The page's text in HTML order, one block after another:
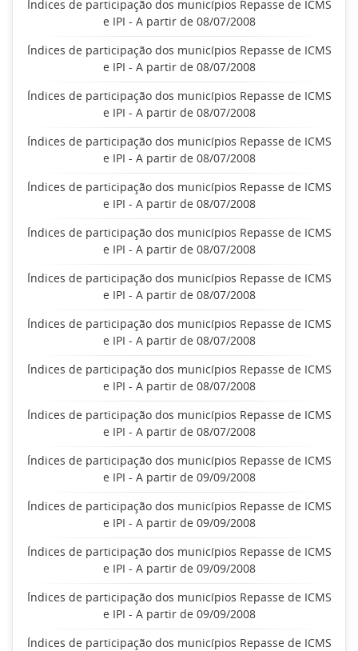
Índices de participação dos municípios Repasse de ICMS
e IPI - A partir de 08/07/2008
Índices de participação dos municípios Repasse de ICMS
e IPI - A partir de 08/07/2008
Índices de participação dos municípios Repasse de ICMS
e IPI - A partir de 08/07/2008
Índices de participação dos municípios Repasse de ICMS
e IPI - A partir de 08/07/2008
Índices de participação dos municípios Repasse de ICMS
e IPI - A partir de 08/07/2008
Índices de participação dos municípios Repasse de ICMS
e IPI - A partir de 08/07/2008
Índices de participação dos municípios Repasse de ICMS
e IPI - A partir de 08/07/2008
Índices de participação dos municípios Repasse de ICMS
e IPI - A partir de 08/07/2008
Índices de participação dos municípios Repasse de ICMS
e IPI - A partir de 08/07/2008
Índices de participação dos municípios Repasse de ICMS
e IPI - A partir de 08/07/2008
Índices de participação dos municípios Repasse de ICMS
e IPI - A partir de 09/09/2008
Índices de participação dos municípios Repasse de ICMS
e IPI - A partir de 09/09/2008
Índices de participação dos municípios Repasse de ICMS
e IPI - A partir de 09/09/2008
Índices de participação dos municípios Repasse de ICMS
e IPI - A partir de 09/09/2008
Índices de participação dos municípios Repasse de ICMS